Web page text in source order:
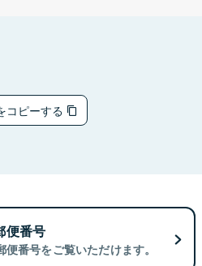
コピーする
便番号
番号をご覧いただけます。